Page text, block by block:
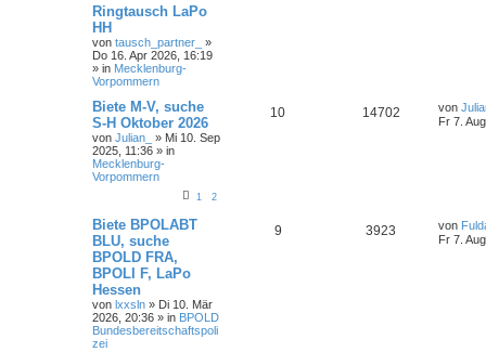
Ringtausch LaPo
HH
von tausch_partner_
»
Do 16. Apr 2026, 16:19
» in Mecklenburg-
Vorpommern
Biete M-V, suche
S-H Oktober 2026
von Julian_ » Mi 10. Sep
2025, 11:36 » in
Mecklenburg-
Vorpommern
1 2
10 14702 von
Fr 7.
Biete BPOLABT
BLU, suche
BPOLD FRA,
BPOLI F, LaPo
Hessen
von lxxsln » Di 10. Mär
2026, 20:36 » in BPOLD
Bundesbereitschaftspoli
zei
9 3923 von
Fr 7.